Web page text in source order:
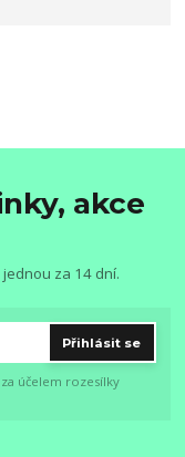
akce
za 14 dní.
Přihlásit se
za účelem rozesílky